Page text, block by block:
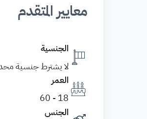
معايير المتقدم
الجنسية
لا يشترط جنسية
العمر
18 - 60
الجنس